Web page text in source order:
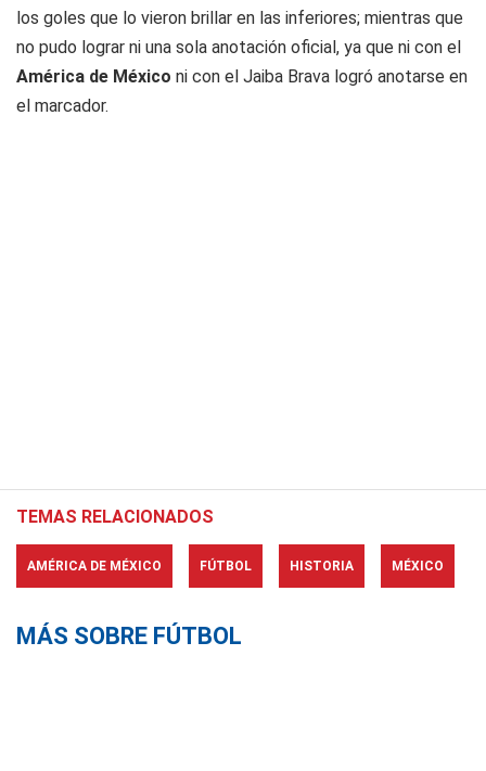
los goles que lo vieron brillar en las inferiores; mientras que
no pudo lograr ni una sola anotación oficial, ya que ni con el
América de México ni con el Jaiba Brava logró anotarse en
el marcador.
TEMAS RELACIONADOS
AMÉRICA DE MÉXICO FÚTBOL HISTORIA MÉXICO
MÁS SOBRE FÚTBOL